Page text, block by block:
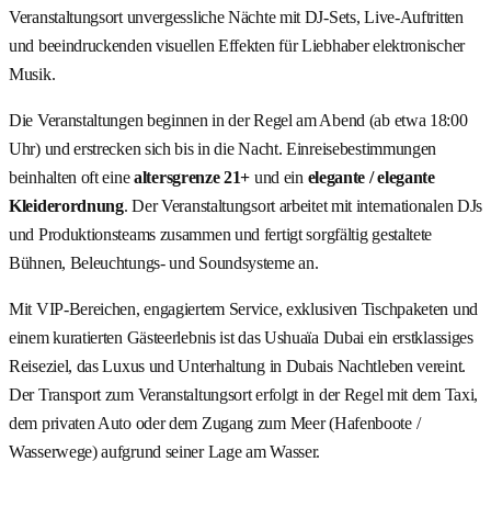
Veranstaltungsort unvergessliche Nächte mit DJ-Sets, Live-Auftritten
und beeindruckenden visuellen Effekten für Liebhaber elektronischer
Musik.
Die Veranstaltungen beginnen in der Regel am Abend (ab etwa 18:00
Uhr) und erstrecken sich bis in die Nacht. Einreisebestimmungen
beinhalten oft einealtersgrenze 21+ und ein elegante / elegante
Kleiderordnung. Der Veranstaltungsort arbeitet mit internationalen DJs
und Produktionsteams zusammen und fertigt sorgfältig gestaltete
Bühnen, Beleuchtungs- und Soundsysteme an.
Mit VIP-Bereichen, engagiertem Service, exklusiven Tischpaketen und
einem kuratierten Gästeerlebnis ist das Ushuaïa Dubai ein erstklassiges
Reiseziel, das Luxus und Unterhaltung in Dubais Nachtleben vereint.
Der Transport zum Veranstaltungsort erfolgt in der Regel mit dem Taxi,
dem privaten Auto oder dem Zugang zum Meer (Hafenboote /
Wasserwege) aufgrund seiner Lage am Wasser.